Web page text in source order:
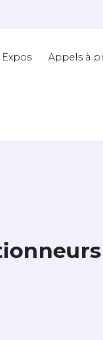
Expos Appels à